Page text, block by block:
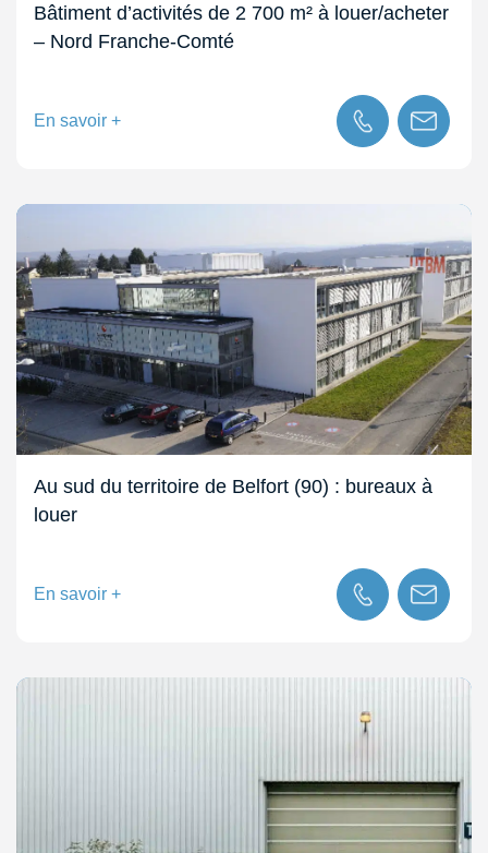
Bâtiment d’activités de 2 700 m² à louer/acheter
– Nord Franche-Comté
En savoir +
Au sud du territoire de Belfort (90) : bureaux à
louer
En savoir +